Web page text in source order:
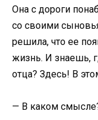
Она с дороги
со своими
решила, что ее
жизнь. И знаешь,
отца? Здесь! В
— В каком